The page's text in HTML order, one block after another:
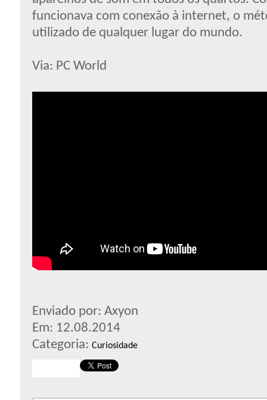
funcionava com conexão à internet, o
utilizado de qualquer lugar do mundo.
Via: PC World
Enviado por: Axyon
Em: 12.08.2014
Categoria: Curiosidade